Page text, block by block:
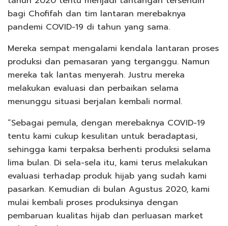
bagi Chofifah dan tim lantaran merebaknya
pandemi COVID-19 di tahun yang sama.
Mereka sempat mengalami kendala lantaran proses
produksi dan pemasaran yang terganggu. Namun
mereka tak lantas menyerah. Justru mereka
melakukan evaluasi dan perbaikan selama
menunggu situasi berjalan kembali normal.
“Sebagai pemula, dengan merebaknya COVID-19
tentu kami cukup kesulitan untuk beradaptasi,
sehingga kami terpaksa berhenti produksi selama
lima bulan. Di sela-sela itu, kami terus melakukan
evaluasi terhadap produk hijab yang sudah kami
pasarkan. Kemudian di bulan Agustus 2020, kami
mulai kembali proses produksinya dengan
pembaruan kualitas hijab dan perluasan market